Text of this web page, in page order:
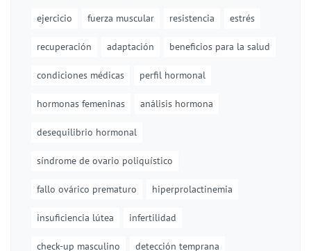
ejercicio fuerza muscular resistencia estrés
recuperación adaptación beneficios para la salud
condiciones médicas perfil hormonal
hormonas femeninas análisis hormona
desequilibrio hormonal
síndrome de ovario poliquístico
fallo ovárico prematuro hiperprolactinemia
insuficiencia lútea infertilidad
check-up masculino detección temprana